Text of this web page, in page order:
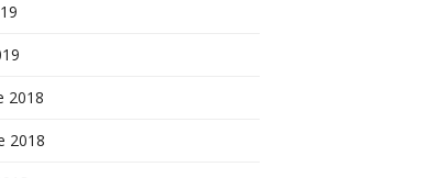
2018
2018